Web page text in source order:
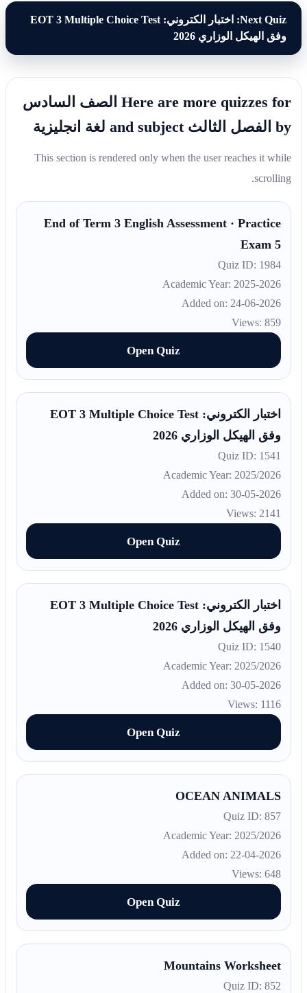
Next Quiz: اختبار الكتروني: EOT 3 Multiple Choice Test
وفق الهيكل الوزاري 2026
Here are more quizzes for الصف السادس
by الفصل الثالث and subject لغة انجليزية
This section is rendered only when the user reaches it while
scrolling.
End of Term 3 English Assessment · Practice
Exam 5
Quiz ID: 1984
Academic Year: 2025-2026
Added on: 24-06-2026
Views: 859
Open Quiz
اختبار الكتروني: EOT 3 Multiple Choice Test
وفق الهيكل الوزاري 2026
Quiz ID: 1541
Academic Year: 2025/2026
Added on: 30-05-2026
Views: 2141
Open Quiz
اختبار الكتروني: EOT 3 Multiple Choice Test
وفق الهيكل الوزاري 2026
Quiz ID: 1540
Academic Year: 2025/2026
Added on: 30-05-2026
Views: 1116
Open Quiz
OCEAN ANIMALS
Quiz ID: 857
Academic Year: 2025/2026
Added on: 22-04-2026
Views: 648
Open Quiz
Mountains Worksheet
Quiz ID: 852